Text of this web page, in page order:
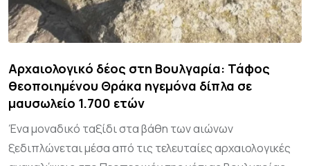
Αρχαιολογικό δέος στη Βουλγαρία: Τάφος
θεοποιημένου Θράκα ηγεμόνα δίπλα σε
μαυσωλείο 1.700 ετών
Ένα μοναδικό ταξίδι στα βάθη των αιώνων
ξεδιπλώνεται μέσα από τις τελευταίες αρχαιολογικές